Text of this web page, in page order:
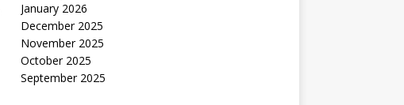
January 2026
December 2025
November 2025
October 2025
September 2025